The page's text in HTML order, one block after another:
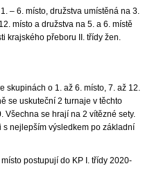
– 6. místo, družstva umístěná na 3.
místo a družstva na 5. a 6. místě
krajského přeboru II. třídy žen.
skupinách o 1. až 6. místo, 7. až 12.
se uskuteční 2 turnaje v těchto
. Všechna se hrají na 2 vítězné sety.
s nejlepším výsledkem po základní
postupují do KP I. třídy 2020-